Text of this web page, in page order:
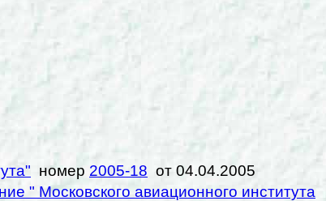
номер 2005-18 от 04.04.2005
" Московского авиационного института